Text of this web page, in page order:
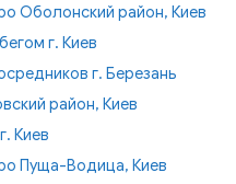
Оболонский район, Киев
г. Киев
г. Березань
район, Киев
Киев
Пуща-Водица, Киев